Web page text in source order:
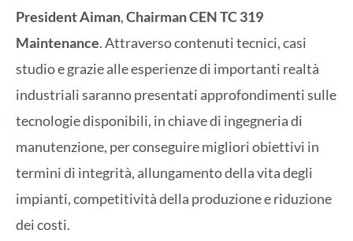
President Aiman,Chairman CEN TC 319
Maintenance. Attraverso contenuti tecnici, casi
studio e grazie alle esperienze di importanti realtà
industriali saranno presentati approfondimenti sulle
tecnologie disponibili, in chiave di ingegneria di
manutenzione, per conseguire migliori obiettivi in
termini di integrità, allungamento della vita degli
impianti, competitività della produzione e riduzione
dei costi.